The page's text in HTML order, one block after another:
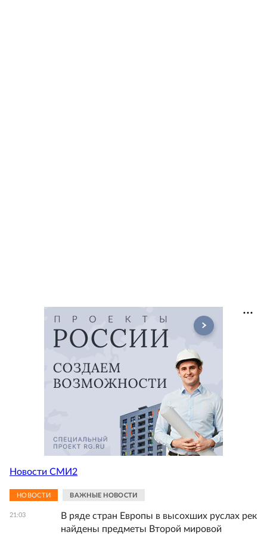
Новости СМИ2
НОВОСТИ ВАЖНЫЕ НОВОСТИ
21:03
В ряде стран Европы в высохших руслах рек
найдены предметы Второй мировой